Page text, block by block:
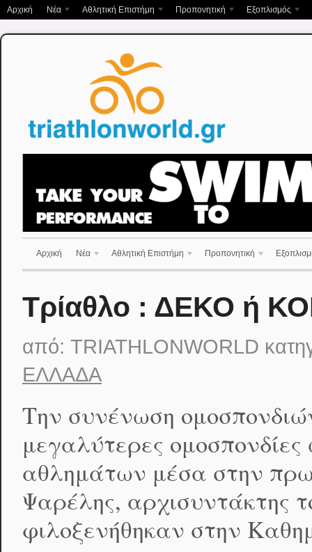
Αρχική Νέα Αθλητική Επιστήμη Προπονητική Εξοπλισμός
Αρχική Νέα Αθλητική Επιστήμη Προπονητική
Τρίαθλο : ΔΕΚΟ ή
από: TRIATHLONWORLD
ΕΛΛΆΔΑ
Την συνένωση
μεγαλύτερες
αθλημάτων μέσα στην
Ψαρέλης, αρχισυντάκτης
φιλοξενήθηκαν στην